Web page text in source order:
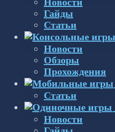
Гайды
Статьи
Новости
Обзоры
Прохождения
Статьи
Новости